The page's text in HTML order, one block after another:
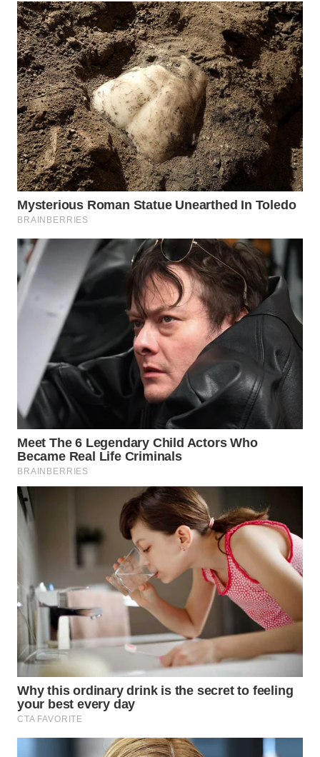
TOBA
WN
NIAS
WN
LANGKAT
WN
TAPANULI
SELATAN
WN
TANJUNG
LESUNG
WN
SIMALUNGUN
WN
LABUHANBATU
WN
TAPANULI
TENGAH
WN DELI
TEBING
TINGGI
PAKPAK
WN
KARAWANG
WN